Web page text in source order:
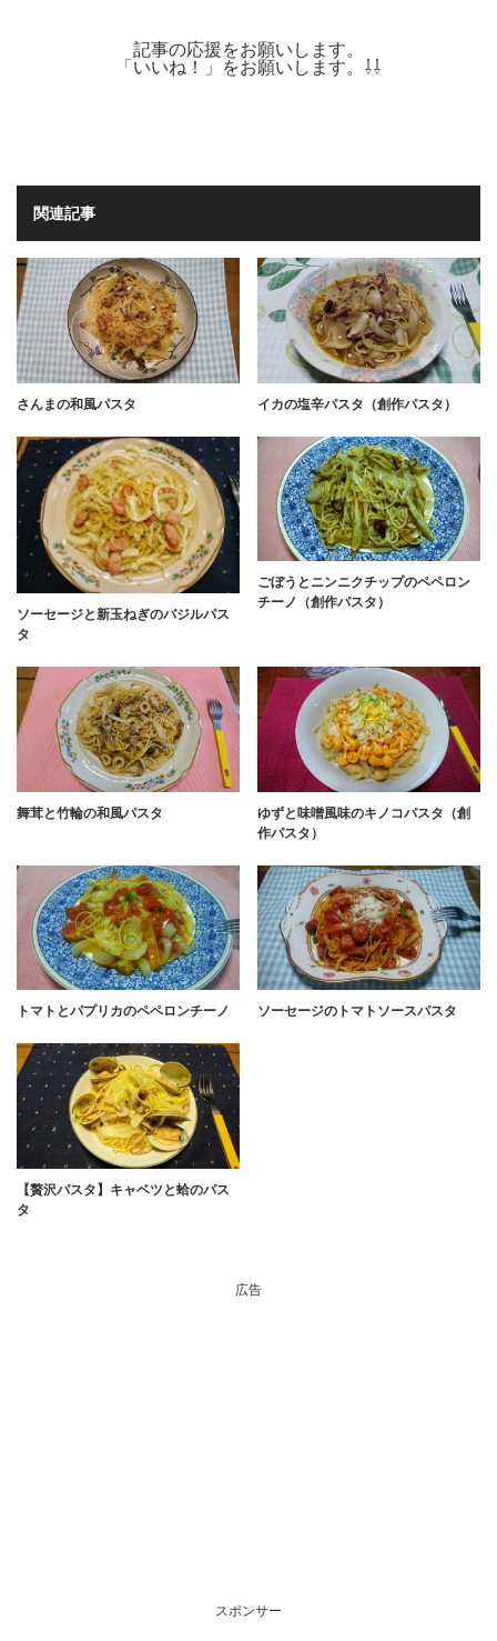
記事の応援をお願いします。
「いいね！」をお願いします。⇩⇩
関連記事
さんまの和風パスタ イカの塩辛パスタ（創作パスタ）
ソーセージと新玉ねぎのバジルパス
タ
ごぼうとニンニクチップのペペロン
チーノ（創作パスタ）
舞茸と竹輪の和風パスタ
ゆずと味噌風味のキノコパスタ（創
作パスタ）
トマトとパプリカのペペロンチーノ ソーセージのトマトソースパスタ
【贅沢パスタ】キャベツと蛤のパス
タ
広告
スポンサー